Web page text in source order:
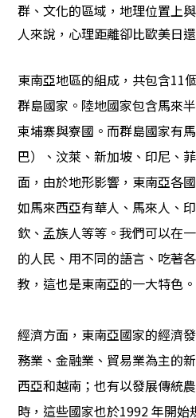
群、文化的區域，地理位置上
人來說，心理距離卻比歐美日
東南亞地區的組成，共包含11
群島國家。陸地國家包含馬來
柬埔寨與寮國。而群島國家有
巴）、汶萊、新加坡、印尼、
面，由於地形影響，東南亞各
如馬來西亞有華人、馬來人、
欽、孟族人等等。我們可以在
的人民、用不同的語言、吃著
教，這也是東南亞的一大特色。
經濟方面，東南亞國家的經濟
務業、金融業、貿易業為主的
西亞和越南；也有以發展傳統
時，這些國家也於1992 年開始